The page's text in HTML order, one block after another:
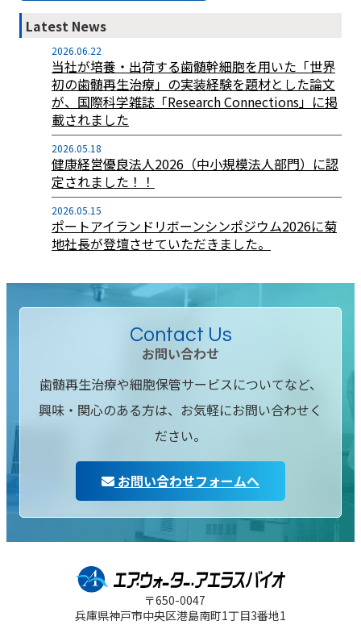
Latest News
2026.06.22
当社が培養・出荷する歯髄幹細胞を用いた「世界
初の歯髄再生治療」の実装経験を題材とした論文
が、国際科学雑誌「Research Connections」に掲
載されました
2026.05.18
健康経営優良法人2026（中小規模法人部門）に認
定されました！！
2026.05.15
ポートアイランドリボーンシンポジウム2026に菊
地社長が登壇させていただきました。
Contact Us
お問い合わせ
歯髄再生治療や細胞保管サービスについてなど、
興味・関心のある方は、お気軽にお問い合わせく
ださい。
お問い合わせフォームへ
〒650-0047
兵庫県神戸市中央区港島南町1丁目3番地1